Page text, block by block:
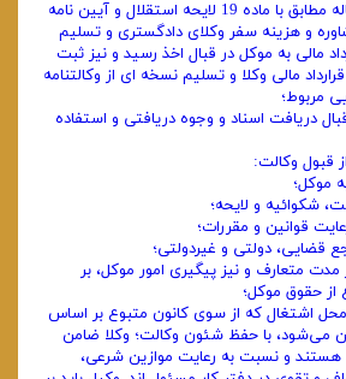
تاریخ و مبلغ دقیق حق ‌الوکاله مطابق با ماده 19 لایحه استقلال و آیین نامه
و هزینه سفر وکلای دادگستری و تسلیم
مالی به موکل در قبال اخذ رسید و نیز ثبت
مالی وکلا و تسلیم نسخه ‌ای از وکالتنامه
مربوط؛
دریافت اسناد و وجوه دریافتی و استفاده
موکل؛
شکوائیه و لایحه؛
قوانین و مقررات؛
قضایی، دولتی و غیردولتی؛
متعارف و نیز پیگیری امور موکل، بر
از حقوق موکل؛
محل اشتغال که از سوی کانون متبوع بر اساس
می‌شود، با حفظ شئون وکالت؛ وکلا ضامن
هستند و نسبت به رعایت موازین شرعی،